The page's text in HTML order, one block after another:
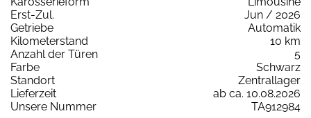
Erst-Zul.
Jun / 2026
Getriebe
Automatik
Kilometerstand
10 km
Anzahl der Türen
5
Farbe
Schwarz
Standort
Zentrallager
Lieferzeit
ab ca. 10.08.2026
Unsere Nummer
TA912984